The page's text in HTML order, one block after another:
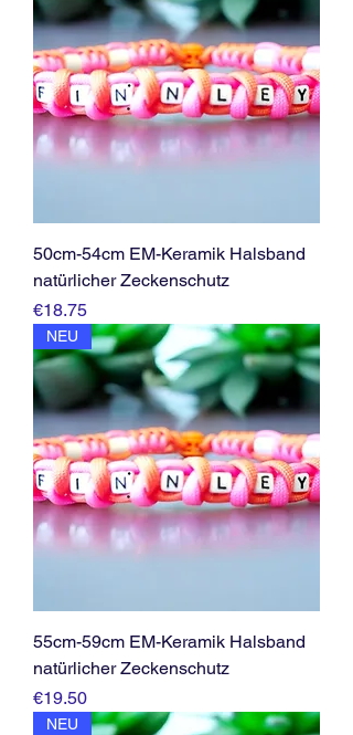
50cm-54cm EM-Keramik Halsband
natürlicher Zeckenschutz
Price
€18.75
NEU
55cm-59cm EM-Keramik Halsband
natürlicher Zeckenschutz
Price
€19.50
NEU